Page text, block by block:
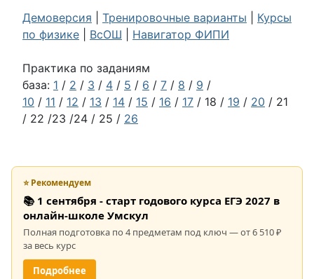
Демоверсия
Тренировочные варианты
Курсы
по физике
ВсОШ Навигатор ФИПИ
Практика по заданиям
база: 1 / 2 / 3 / 4 / 5 / 6 / 7 / 8 / 9 /
10 / 11 / 12 / 13 / 14 / 15 / 16 / 17 / 18 / 19 / 20 / 21
/ 22 /23 /24 / 25 / 26
⭐ Рекомендуем
📚 1 сентября - старт годового курса ЕГЭ 2027 в
онлайн-школе Умскул
Полная подготовка по 4 предметам под ключ — от 6 510 ₽
за весь курс
Подробнее